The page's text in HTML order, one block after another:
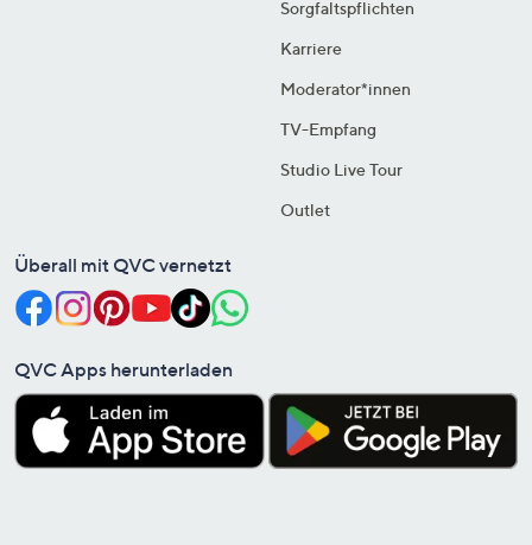
Sorgfaltspflichten
Karriere
Moderator*innen
TV-Empfang
Studio Live Tour
Outlet
Überall mit QVC vernetzt
QVC Apps herunterladen